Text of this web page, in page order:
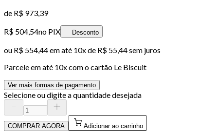
de R$ 973,39
R$ 504,54no PIX Desconto
ou R$ 554,44em até 10x de R$ 55,44 sem juros
Parcele em até 10x com o cartão Le Biscuit
Ver mais formas de pagamento
Selecione ou digite a quantidade desejada
COMPRAR AGORA Adicionar ao carrinho